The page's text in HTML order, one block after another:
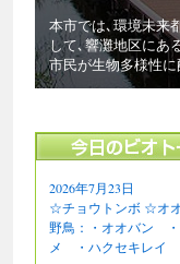
と自然との共生するま
自然創成となる日本最
れあえる魅力ある自然環
2026年7月23日
☆チョウトンボ ☆オ
野鳥：・オオバン
メ ・ハクセキレイ